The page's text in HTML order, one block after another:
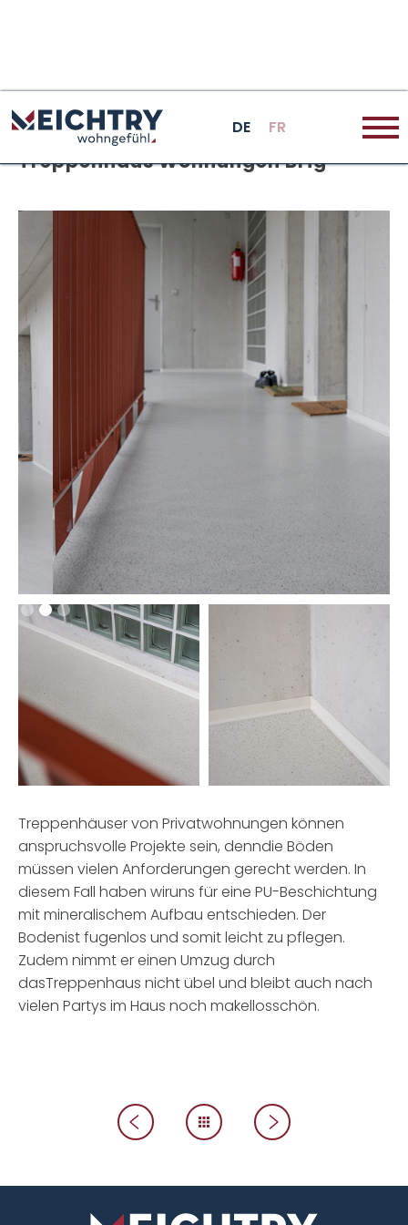
DE FR
Treppenhaus Wohnungen Brig
Slide 2 of 3.
Treppenhäuser von Privatwohnungen können
anspruchsvolle Projekte sein, denndie Böden
müssen vielen Anforderungen gerecht werden. In
diesem Fall haben wiruns für eine PU-Beschichtung
mit mineralischem Aufbau entschieden. Der
Bodenist fugenlos und somit leicht zu pflegen.
Zudem nimmt er einen Umzug durch
dasTreppenhaus nicht übel und bleibt auch nach
vielen Partys im Haus noch makellosschön.